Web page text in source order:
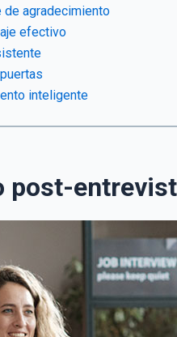
de agradecimiento
efectivo
inteligente
post-